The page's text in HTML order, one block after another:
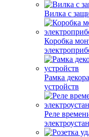
Вилка с
Коробка
Рамка
устройств
Реле